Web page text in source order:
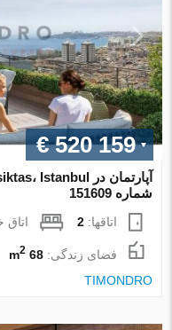
€ 520 159
شماره 151609
اتاقها:2
فضای زندگی:68 m
2
TIMONDRO